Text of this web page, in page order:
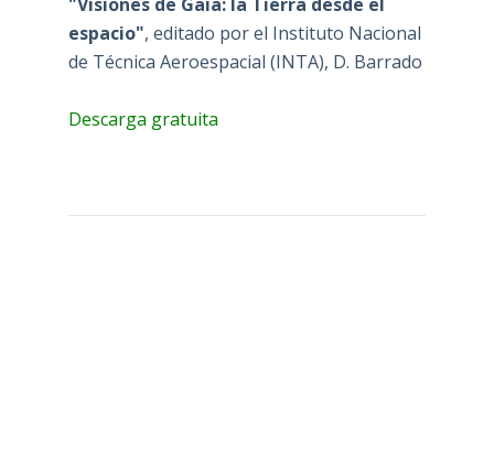
espacio", editado por el Instituto Nacional
de Técnica Aeroespacial (INTA), D. Barrado
Descarga gratuita